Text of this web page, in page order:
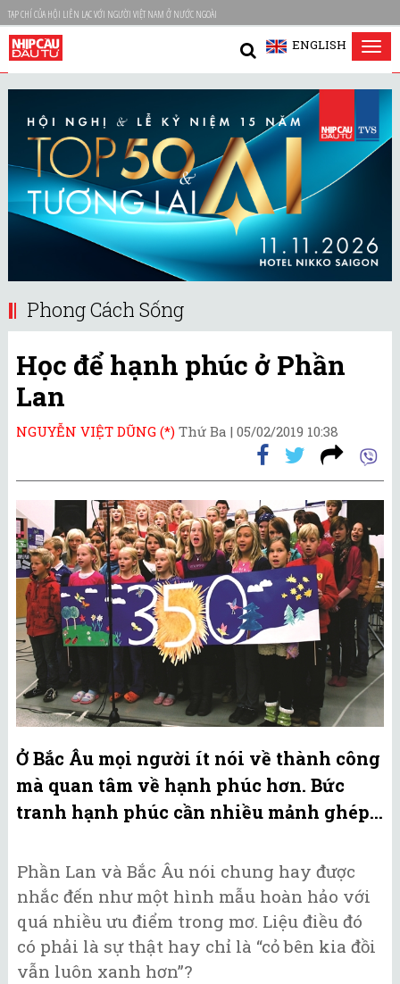
TẠP CHÍ CỦA HỘI LIÊN LẠC VỚI NGƯỜI VIỆT NAM Ở NƯỚC NGOÀI
ENGLISH
Phong Cách Sống
Học để hạnh phúc ở Phần
Lan
NGUYỄN VIỆT DŨNG (*) Thứ Ba | 05/02/2019 10:38
Ở Bắc Âu mọi người ít nói về thành công
mà quan tâm về hạnh phúc hơn. Bức
tranh hạnh phúc cần nhiều mảnh ghép...
Phần Lan và Bắc Âu nói chung hay được
nhắc đến như một hình mẫu hoàn hảo với
quá nhiều ưu điểm trong mơ. Liệu điều đó
có phải là sự thật hay chỉ là “cỏ bên kia đồi
vẫn luôn xanh hơn”?